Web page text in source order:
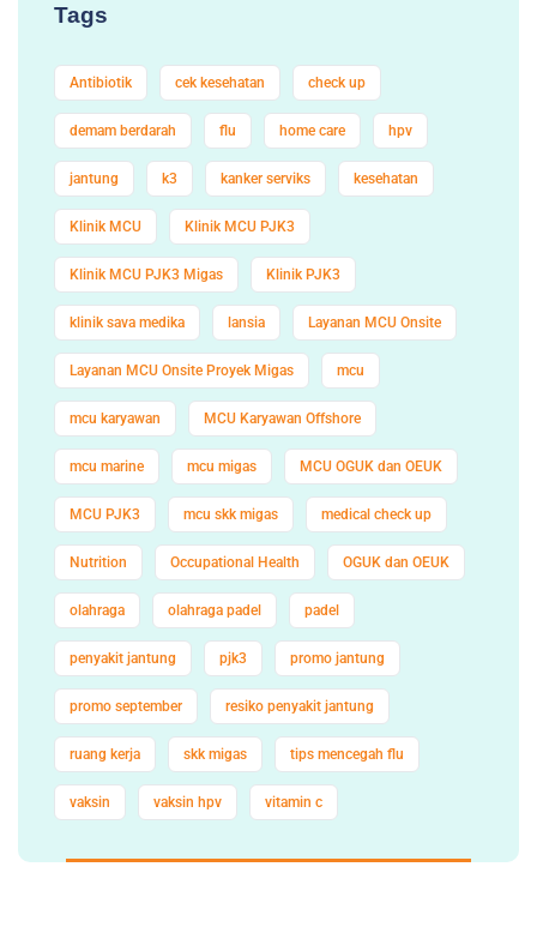
Tags
Antibiotik cek kesehatan check up
demam berdarah flu home care hpv
jantung k3 kanker serviks kesehatan
Klinik MCU Klinik MCU PJK3
Klinik MCU PJK3 Migas Klinik PJK3
klinik sava medika lansia Layanan MCU Onsite
Layanan MCU Onsite Proyek Migas mcu
mcu karyawan MCU Karyawan Offshore
mcu marine mcu migas MCU OGUK dan OEUK
MCU PJK3 mcu skk migas medical check up
Nutrition Occupational Health OGUK dan OEUK
olahraga olahraga padel padel
penyakit jantung pjk3 promo jantung
promo september resiko penyakit jantung
ruang kerja skk migas tips mencegah flu
vaksin vaksin hpv vitamin c